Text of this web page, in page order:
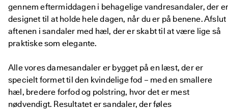
gennem eftermiddagen i behagelige vandresandaler, der
designet til at holde hele dagen, når du er på benene. Afslut
aftenen i sandaler med hæl, der er skabt til at være lige så
praktiske som elegante.
Alle vores damesandaler er bygget på en læst, der er
specielt formet til den kvindelige fod – med en smallere
hæl, bredere forfod og polstring, hvor det er mest
nødvendigt. Resultatet er sandaler, der føles